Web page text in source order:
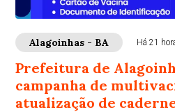
Alagoinhas - BA Há 21
Prefeitura de
campanha de
atualização de